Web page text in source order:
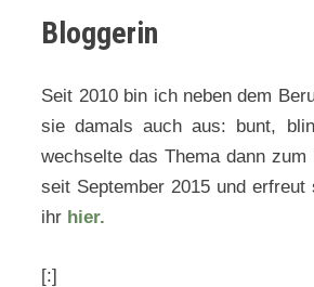
Bloggerin
Seit 2010 bin ich neben dem
sie damals auch aus: bunt,
wechselte das Thema dann
seit September 2015 und
ihr hier.
[:]